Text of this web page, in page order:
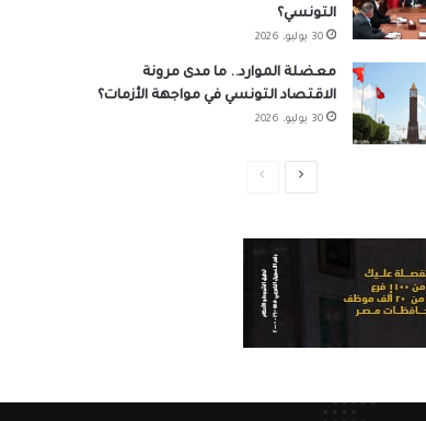
التونسي؟
30 يوليو، 2026
معضلة الموارد.. ما مدى مرونة
الاقتصاد التونسي في مواجهة الأزمات؟
30 يوليو، 2026
الصفحة الصفحة